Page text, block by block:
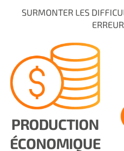
SURMONTER LES
PRODUCTION
ÉCONOMIQUE